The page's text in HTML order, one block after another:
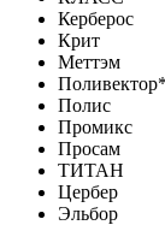
Керберос
Крит
Меттэм
Поливектор*
Полис
Промикс
Просам
ТИТАН
Цербер
Эльбор